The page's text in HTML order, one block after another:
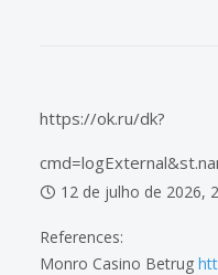
https://ok.ru/dk?
12 de julho de 2026,
References:
Monro Casino Betrug